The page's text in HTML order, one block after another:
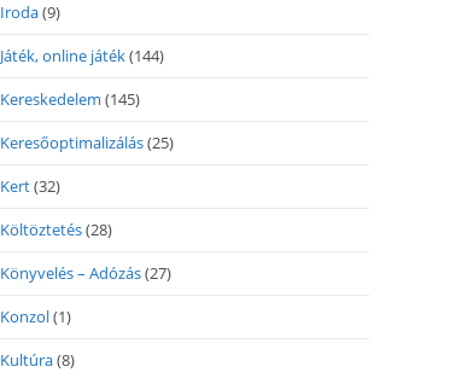
Iroda(9)
Játék, online játék(144)
Kereskedelem (145)
Keresőoptimalizálás(25)
Kert(32)
Költöztetés(28)
Könyvelés – Adózás(27)
Konzol(1)
Kultúra(8)